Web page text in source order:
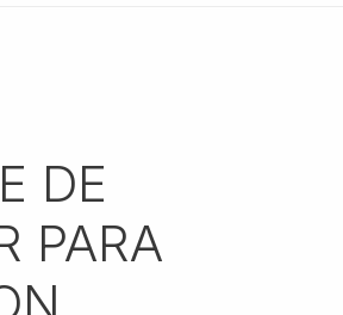
DE
PARA